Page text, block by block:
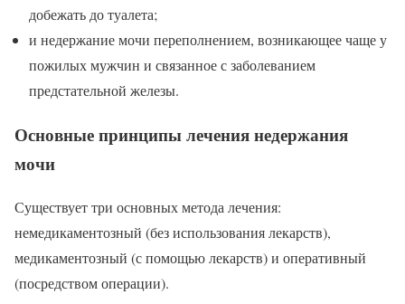
добежать до туалета;
и недержание мочи переполнением, возникающее чаще у
пожилых мужчин и связанное с заболеванием
предстательной железы.
Основные принципы лечения недержания
мочи
Существует три основных метода лечения:
немедикаментозный (без использования лекарств),
медикаментозный (с помощью лекарств) и оперативный
(посредством операции).